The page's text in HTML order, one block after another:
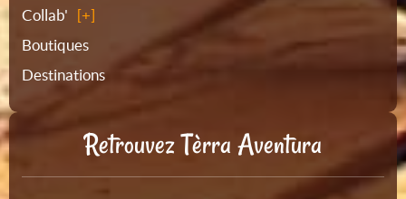
Collab'
Boutiques
Destinations
Retrouvez Tèrra Aventura